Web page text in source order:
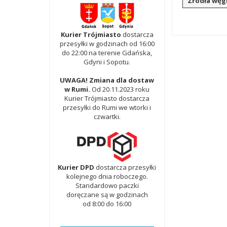
Kurier Trójmiasto dostarcza
przesyłki w godzinach od 16:00
do 22:00 na terenie Gdańska,
Gdyni i Sopotu.
UWAGA! Zmiana dla dostaw
w Rumi. Od 20.11.2023 roku
Kurier Trójmiasto dostarcza
przesyłki do Rumi we wtorki i
czwartki.
Kurier DPD dostarcza przesyłki
kolejnego dnia roboczego.
Standardowo paczki
doręczane są w godzinach
od 8:00 do 16:00